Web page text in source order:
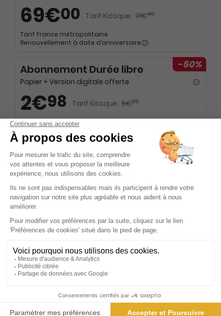
69€00 Tarif Kiosque : 71€40
Tarif France métropolitaine
Renouvellement à date d’anniversaire
-50%
Abonnement Durée libre
Papier + Version digitale offerte
2€98 Tarif Kiosque : 5€95
Prix par n° pendant 6 mois, puis 5,90 € par n°
-50%
Abonnement Durée libre
2€98 Tarif Kiosque : 5€95
Prix par n° pendant 6 mois, puis 5,90 € par n°
Tarif France métropolitaine
ℹ️Note :les codes promotionnels ne sont pas
valables sur ce titre.
Présentation du magazine Mon Petit